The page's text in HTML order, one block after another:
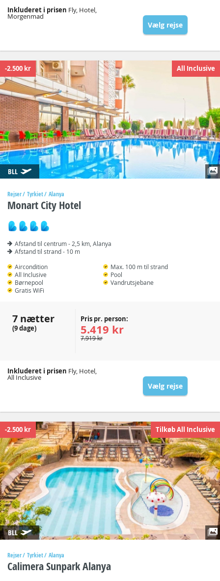
Inkluderet i prisen Fly, Hotel,
Morgenmad
Vælg rejse
-2.500 kr All Inclusive
BLL
Rejser Tyrkiet Alanya
Monart City Hotel
Afstand til centrum - 2,5 km, Alanya
Afstand til strand - 10 m
Aircondition
All Inclusive
Børnepool
Gratis WiFi
Max. 100 m til strand
Pool
Vandrutsjebane
7 nætter
(9 dage)
Pris pr. person:
5.419 kr
7.919 kr
Inkluderet i prisen Fly, Hotel,
All Inclusive
Vælg rejse
-2.500 kr Tilkøb All Inclusive
BLL
Rejser Tyrkiet Alanya
Calimera Sunpark Alanya